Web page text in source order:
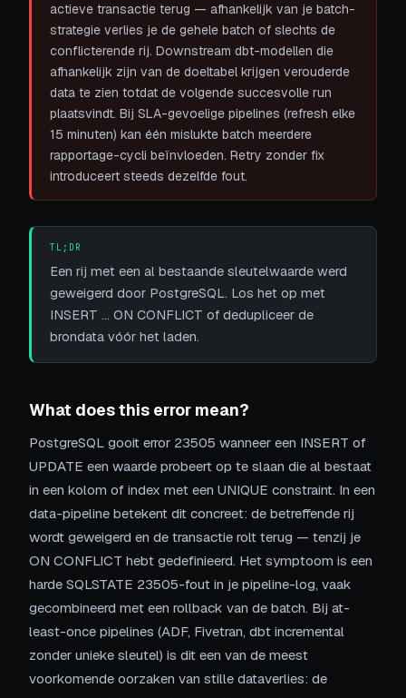
actieve transactie terug — afhankelijk van je batch-
strategie verlies je de gehele batch of slechts de
conflicterende rij. Downstream dbt-modellen die
afhankelijk zijn van de doeltabel krijgen verouderde
data te zien totdat de volgende succesvolle run
plaatsvindt. Bij SLA-gevoelige pipelines (refresh elke
15 minuten) kan één mislukte batch meerdere
rapportage-cycli beïnvloeden. Retry zonder fix
introduceert steeds dezelfde fout.
TL;DR
Een rij met een al bestaande sleutelwaarde werd
geweigerd door PostgreSQL. Los het op met
INSERT ... ON CONFLICT of dedupliceer de
brondata vóór het laden.
What does this error mean?
PostgreSQL gooit error 23505 wanneer een INSERT of
UPDATE een waarde probeert op te slaan die al bestaat
in een kolom of index met een UNIQUE constraint. In een
data-pipeline betekent dit concreet: de betreffende rij
wordt geweigerd en de transactie rolt terug — tenzij je
ON CONFLICT hebt gedefinieerd. Het symptoom is een
harde SQLSTATE 23505-fout in je pipeline-log, vaak
gecombineerd met een rollback van de batch. Bij at-
least-once pipelines (ADF, Fivetran, dbt incremental
zonder unieke sleutel) is dit een van de meest
voorkomende oorzaken van stille dataverlies: de